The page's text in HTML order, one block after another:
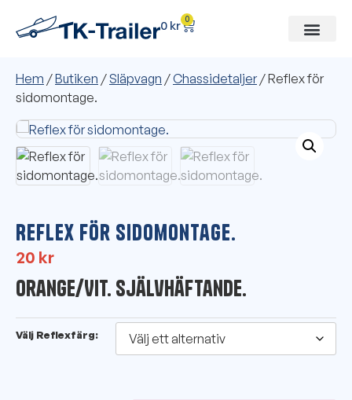
0 kr 0
Hem /Butiken /Släpvagn /Chassidetaljer / Reflex för
sidomontage.
Reflex för sidomontage.
20 kr
Orange/Vit. Självhäftande.
Välj Reflexfärg: